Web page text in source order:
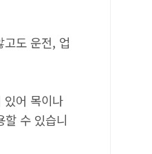
도 운전, 업
있어 목이나
할 수 있습니